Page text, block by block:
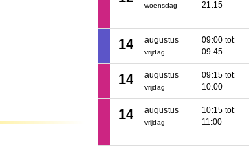
woensdag
21:15
14 augustus
vrijdag
09:00 tot
09:45
14 augustus
vrijdag
09:15 tot
10:00
14 augustus
vrijdag
10:15 tot
11:00